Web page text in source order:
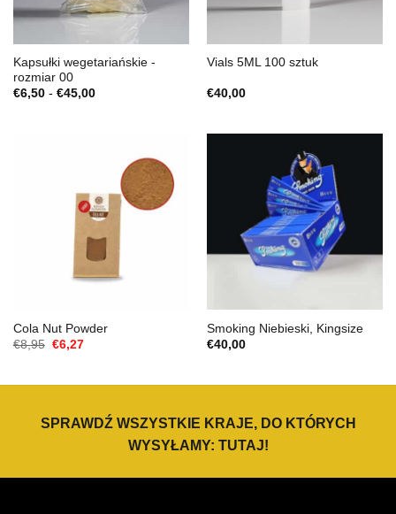
Kapsułki wegetariańskie -
rozmiar 00
€6,50 - €45,00Zakres
Vials 5ML 100 sztuk
€40,00
Cola Nut Powder
€8,95 Cena
€6,27Aktualna
Smoking Niebieski, Kingsize
€40,00
SPRAWDŹ WSZYSTKIE KRAJE, DO KTÓRYCH
WYSYŁAMY: TUTAJ!